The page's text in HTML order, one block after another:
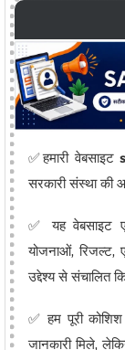
✅हमारी वेबसाइट
सरकारी संस्था की
✅ यह वेबसाइट
योजनाओं, रिजल्ट,
उद्देश्य से संचालित
✅ हम पूरी
जानकारी मिले,